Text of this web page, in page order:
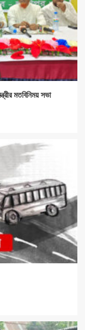
মতবিনিময় সভা